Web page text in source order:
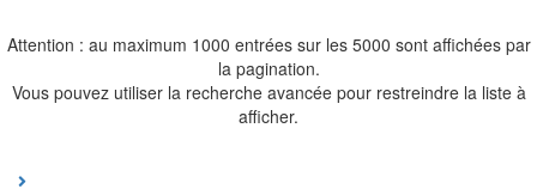
Attention : au maximum 1000 entrées sur les 5000 sont affichées par
la pagination.
Vous pouvez utiliser la recherche avancée pour restreindre la liste à
afficher.